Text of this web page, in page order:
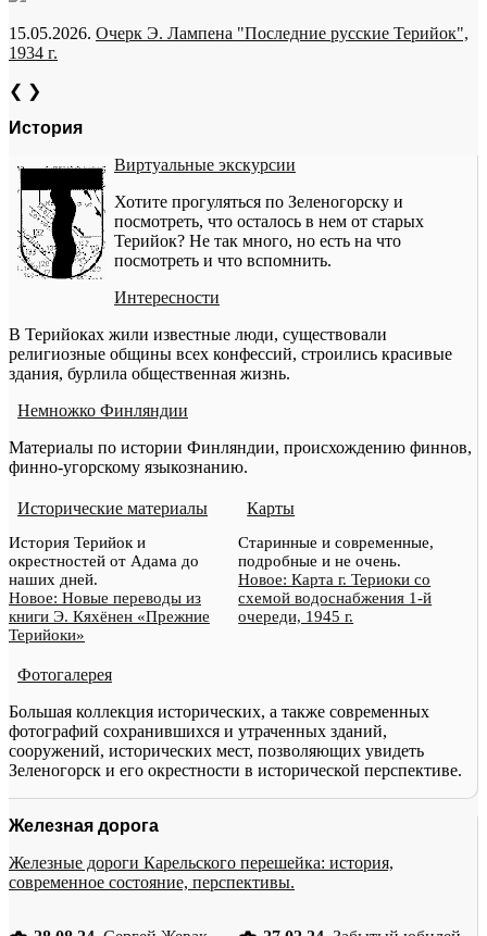
15.05.2026. Очерк Э. Лампена "Последние русские Терийок",
1934 г.
❮ ❯
История
Виртуальные экскурсии
Хотите прогуляться по Зеленогорску и
посмотреть, что осталось в нем от старых
Терийок? Не так много, но есть на что
посмотреть и что вспомнить.
Интересности
В Терийоках жили известные люди, существовали
религиозные общины всех конфессий, строились красивые
здания, бурлила общественная жизнь.
Немножко Финляндии
Материалы по истории Финляндии, происхождению финнов,
финно-угорскому языкознанию.
Исторические материалы
История Терийок и
окрестностей от Адама до
наших дней.
Новое: Новые переводы из
книги Э. Кяхёнен «Прежние
Терийоки»
Карты
Старинные и современные,
подробные и не очень.
Новое: Карта г. Териоки со
схемой водоснабжения 1-й
очереди, 1945 г.
Фотогалерея
Большая коллекция исторических, а также современных
фотографий сохранившихся и утраченных зданий,
сооружений, исторических мест, позволяющих увидеть
Зеленогорск и его окрестности в исторической перспективе.
Железная дорога
Железные дороги Карельского перешейка: история,
современное состояние, перспективы.